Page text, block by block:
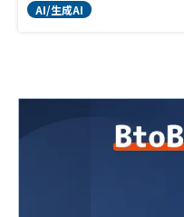
AI/生成AI